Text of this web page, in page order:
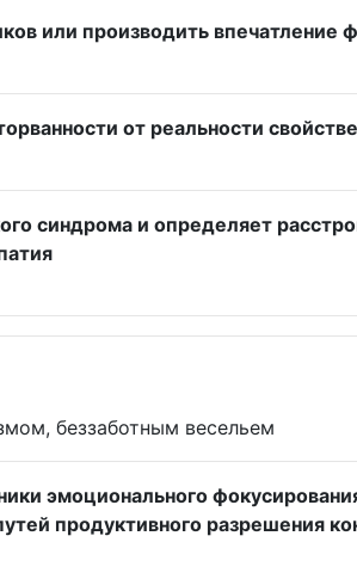
или производить
от реальности
синдрома и определяет
беззаботным весельем
эмоционального
продуктивного разрешения